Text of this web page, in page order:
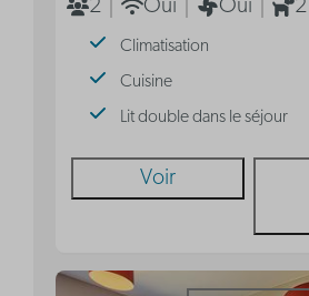
2
Oui Oui 2
Climatisation
Cuisine
Lit double dans le séjour
Voir